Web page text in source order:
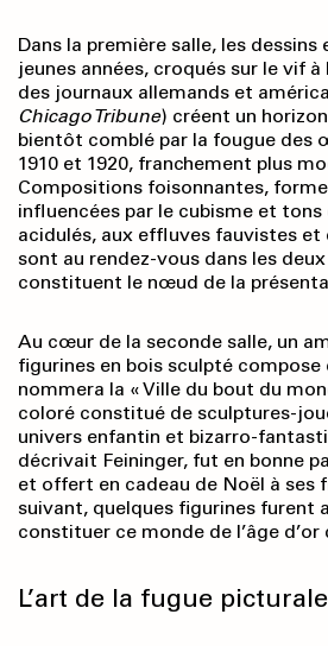
Dans la première salle, les
jeunes années, croqués sur le vif
des journaux allemands et
Chicago Tribune) créent un
bientôt comblé par la fougue des
1910 et 1920, franchement plus
Compositions foisonnantes,
influencées par le cubisme et tons
acidulés, aux effluves fauvistes et
sont au rendez-vous dans les
constituent le nœud de la
Au cœur de la seconde salle, un
figurines en bois sculpté compose
nommera la « Ville du bout du
coloré constitué de sculptures-
univers enfantin et bizarro-
décrivait Feininger, fut en bonne
et offert en cadeau de Noël à ses
suivant, quelques figurines furent
constituer ce monde de l’âge d’or
L’art de la fugue picturale